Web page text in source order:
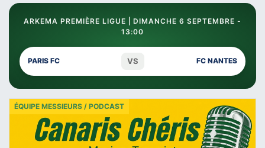
ARKEMA PREMIÈRE LIGUE | DIMANCHE 6 SEPTEMBRE -
13:00
PARIS FC VS FC NANTES
ÉQUIPE MESSIEURS / PODCAST